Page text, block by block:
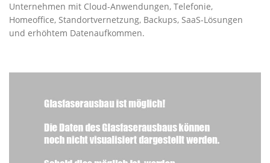
Unternehmen mit Cloud-Anwendungen, Telefonie,
Homeoffice, Standortvernetzung, Backups, SaaS-Lösungen
und erhöhtem Datenaufkommen.